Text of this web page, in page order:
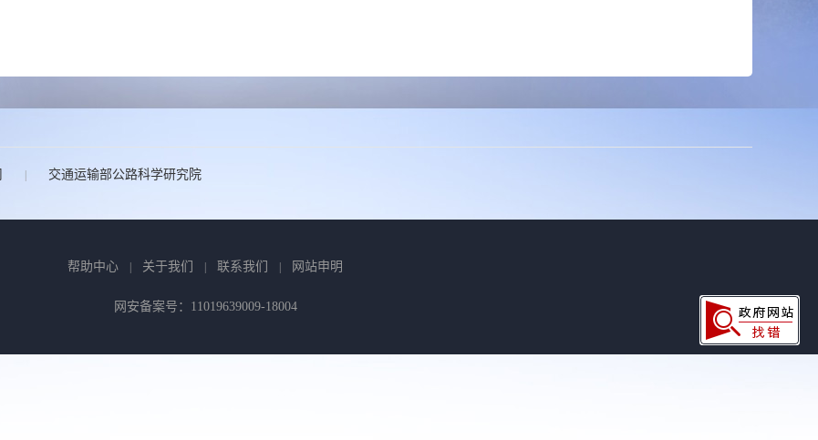
交通运输部公路科学研究院
帮助中心 关于我们 联系我们 网站申明
网安备案号：11019639009-18004